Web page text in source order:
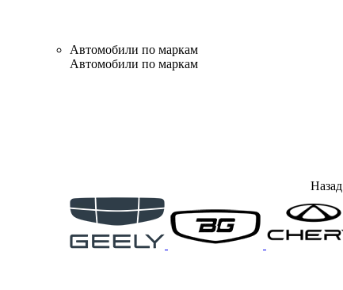
Автомобили по маркам
Автомобили по маркам
Назад